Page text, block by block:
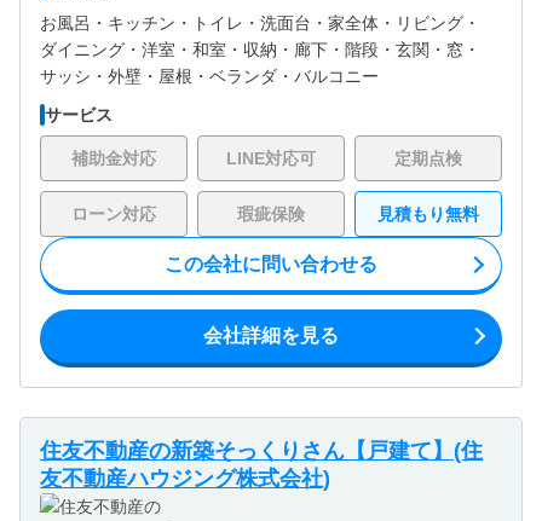
お風呂・ キッチン・ トイレ・ 洗面台・ 家全体・ リビング・
ダイニング・ 洋室・ 和室・ 収納・ 廊下・ 階段・ 玄関・ 窓・
サッシ・ 外壁・ 屋根・ ベランダ・バルコニー
サービス
補助金対応 LINE対応可 定期点検
ローン対応 瑕疵保険 見積もり無料
この会社に問い合わせる
会社詳細を見る
住友不動産の新築そっくりさん【戸建て】(住
友不動産ハウジング株式会社)